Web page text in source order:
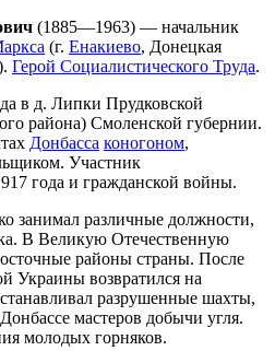
(1885—1963) — начальник
(г. Енакиево, Донецкая
Герой Социалистического Труда.
в д. Липки Прудковской
района) Смоленской губернии.
Донбасса коногоном,
Участник
года и гражданской войны.
занимал различные должности,
В Великую Отечественную
районы страны. После
Украины возвратился на
разрушенные шахты,
мастеров добычи угля.
молодых горняков.